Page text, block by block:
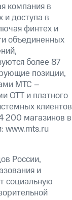
компания в
и доступа в
финтех и
объединенных
более 87
позиции,
МТС –
OTT и платного
клиентов
200 магазинов в
www.mts.ru
России,
и
социальную